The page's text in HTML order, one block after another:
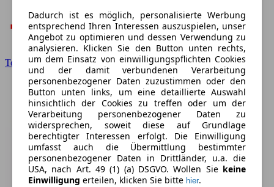
Toyota
Dadurch ist es möglich, personalisierte Werbung
entsprechend Ihren Interessen auszuspielen, unser
Angebot zu optimieren und dessen Verwendung zu
analysieren. Klicken Sie den Button unten rechts,
um dem Einsatz von einwilligungspflichten Cookies
und der damit verbundenen Verarbeitung
personenbezogener Daten zuzustimmen oder den
Button unten links, um eine detaillierte Auswahl
hinsichtlich der Cookies zu treffen oder um der
Verarbeitung personenbezogener Daten zu
widersprechen, soweit diese auf Grundlage
berechtigter Interessen erfolgt. Die Einwilligung
umfasst auch die Übermittlung bestimmter
personenbezogener Daten in Drittländer, u.a. die
USA, nach Art. 49 (1) (a) DSGVO. Wollen Sie keine
Einwilligung erteilen, klicken Sie bitte hier.